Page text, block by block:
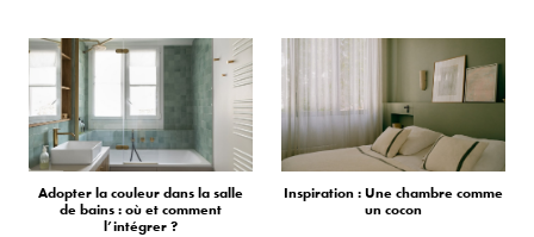
Adopter la couleur dans la salle
de bains : où et comment
l’intégrer ?
Inspiration : Une chambre comme
un cocon